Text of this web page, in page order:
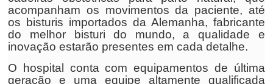
acompanham os movimentos da paciente, até
os bisturis importados da Alemanha, fabricante
do melhor bisturi do mundo, a qualidade e
inovação estarão presentes em cada detalhe.
O hospital conta com equipamentos de última
geração e uma equipe altamente qualificada